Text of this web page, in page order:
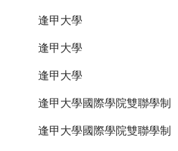
逢甲大學
逢甲大學
逢甲大學
逢甲大學國際學院雙聯學制
逢甲大學國際學院雙聯學制